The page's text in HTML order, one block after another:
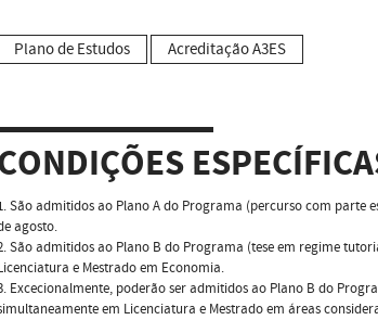
Plano de Estudos Acreditação A3ES
São admitidos ao Plano A do Programa (percurso com parte
agosto.
São admitidos ao Plano B do Programa (tese em regime
e Mestrado em Economia.
Excecionalmente, poderão ser admitidos ao Plano B do
em Licenciatura e Mestrado em áreas